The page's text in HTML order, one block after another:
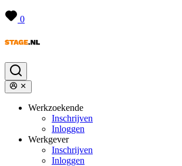
0
Werkzoekende
Inschrijven
Inloggen
Werkgever
Inschrijven
Inloggen